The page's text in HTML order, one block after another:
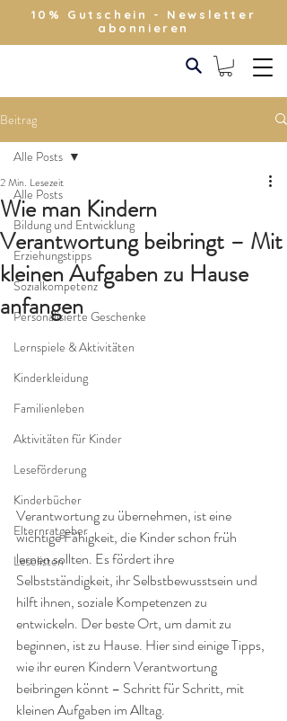
10% Gutschein - Newsletter
abonnieren
Beitrag
Alle Posts
Bildung und Entwicklung
Erziehungstipps
Sozialkompetenz
Personalisierte Geschenke
Lernspiele & Aktivitäten
Kinderkleidung
Familienleben
Aktivitäten für Kinder
Leseförderung
Kinderbücher
Elternratgeber
Leselisten
Alle Posts
Wie man Kindern
Verantwortung beibringt – Mit
kleinen Aufgaben zu Hause
anfangen
2 Min. Lesezeit
Verantwortung zu übernehmen, ist eine
wichtige Fähigkeit, die Kinder schon früh
lernen sollten. Es fördert ihre
Selbstständigkeit, ihr Selbstbewusstsein und
hilft ihnen, soziale Kompetenzen zu
entwickeln. Der beste Ort, um damit zu
beginnen, ist zu Hause. Hier sind einige Tipps,
wie ihr euren Kindern Verantwortung
beibringen könnt – Schritt für Schritt, mit
kleinen Aufgaben im Alltag.